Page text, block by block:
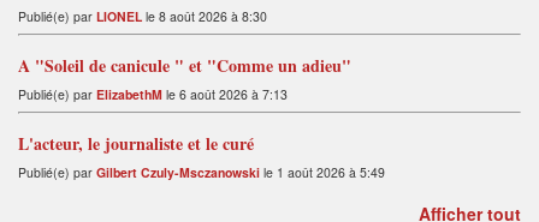
Publié(e) par LIONEL le 8 août 2026 à 8:30
A "Soleil de canicule " et "Comme un adieu"
Publié(e) par ElizabethM le 6 août 2026 à 7:13
L'acteur, le journaliste et le curé
Publié(e) par Gilbert Czuly-Msczanowski le 1 août 2026 à 5:49
Afficher tout